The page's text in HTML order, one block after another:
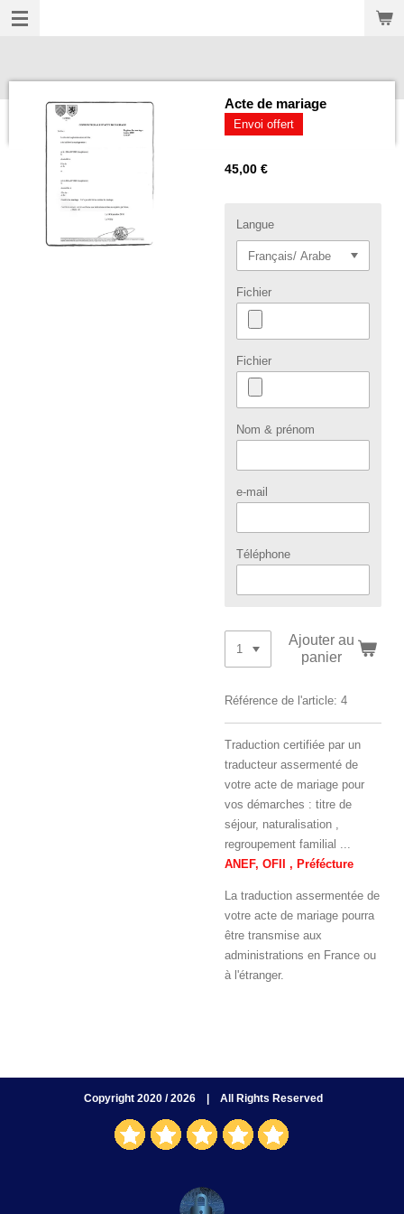
Passer
principal
Acte de mariage
Envoi offert
45,00 €
Langue
Fichier
Fichier
Nom & prénom
e-mail
Téléphone
Ajouter au
panier
Référence de l'article: 4
Traduction certifiée par un
traducteur assermenté de
votre acte de mariage pour
vos démarches : titre de
séjour, naturalisation ,
regroupement familial ...
ANEF, OFII , Préfécture
La traduction assermentée de
votre acte de mariage pourra
être transmise aux
administrations en France ou
à l'étranger.
Copyright 2020 / 2026 | All Rights Reserved